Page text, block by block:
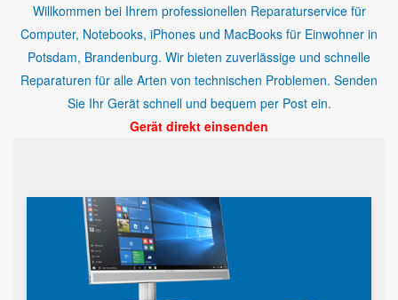
Willkommen bei Ihrem professionellen Reparaturservice für
Computer, Notebooks, iPhones und MacBooks für Einwohner in
Potsdam, Brandenburg. Wir bieten zuverlässige und schnelle
Reparaturen für alle Arten von technischen Problemen. Senden
Sie Ihr Gerät schnell und bequem per Post ein.
Gerät direkt einsenden